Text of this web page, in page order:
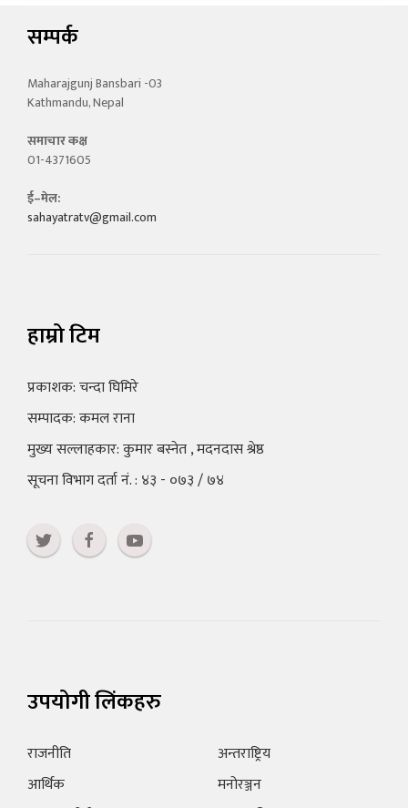
सम्पर्क
Maharajgunj Bansbari -03
Kathmandu, Nepal
समाचार कक्ष
01-4371605
ई–मेल:
sahayatratv@gmail.com
हाम्रो टिम
प्रकाशक: चन्दा घिमिरे
सम्पादक: कमल राना
मुख्य सल्लाहकार: कुमार बस्नेत , मदनदास श्रेष्ठ
सूचना विभाग दर्ता नं. : ४३ - ०७३ / ७४
उपयोगी लिंकहरु
राजनीति
आर्थिक
अन्तराष्ट्रिय
मनोरञ्जन